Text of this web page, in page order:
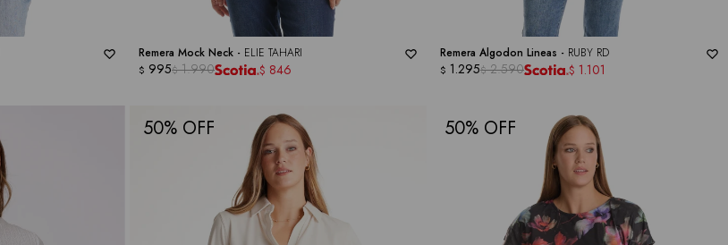
Remera Mock Neck - ELIE TAHARI
$ 995$ 1.990 $ 846
Remera Algodon Lineas - RUBY RD
$ 1.295$ 2.590 $ 1.101
50 50